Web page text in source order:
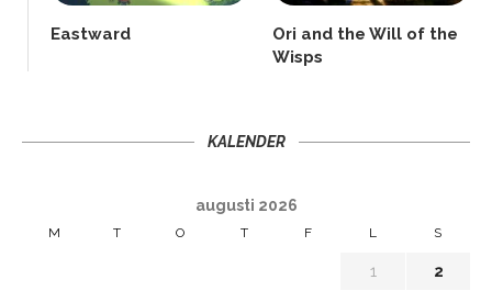
Eastward
Ori and the Will of the
Wisps
KALENDER
augusti 2026
M T O T F L S
1
2